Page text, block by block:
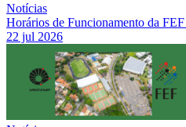
Notícias
Horários de Funcionamento da
22 jul 2026